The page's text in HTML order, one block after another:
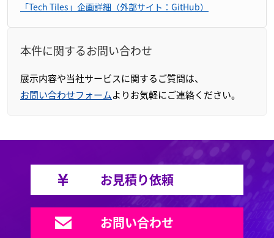
「Tech Tiles」企画詳細（外部サイト：GitHub）
本件に関するお問い合わせ
展示内容や当社サービスに関するご質問は、
お問い合わせフォームよりお気軽にご連絡ください。
お見積り依頼
お問い合わせ